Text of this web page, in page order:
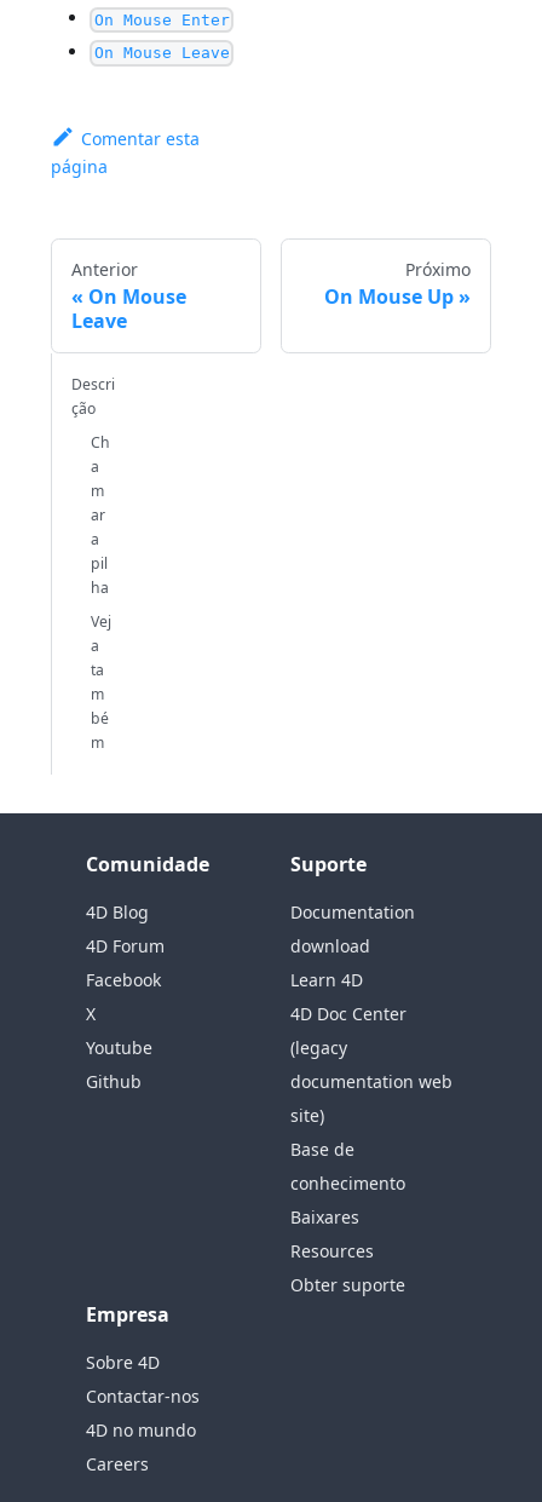
On Mouse Enter
On Mouse Leave
Comentar esta
página
Anterior
On Mouse
Leave
Próximo
On Mouse Up
Descri
ção
Ch
a
m
ar
a
pil
ha
Vej
a
ta
m
bé
m
Comunidade
4D Blog
4D Forum
Facebook
X
Youtube
Github
Suporte
Documentation
download
Learn 4D
4D Doc Center
(legacy
documentation web
site)
Base de
conhecimento
Baixares
Resources
Obter suporte
Empresa
Sobre 4D
Contactar-nos
4D no mundo
Careers